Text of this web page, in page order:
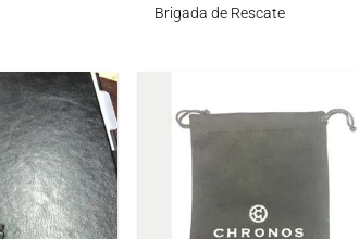
Brigada de Rescate